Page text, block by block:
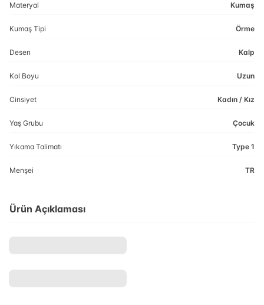
Materyal Kumaş
Kumaş Tipi Örme
Desen Kalp
Kol Boyu Uzun
Cinsiyet Kadın / Kız
Yaş Grubu Çocuk
Yıkama Talimatı Type 1
Menşei TR
Ürün Açıklaması